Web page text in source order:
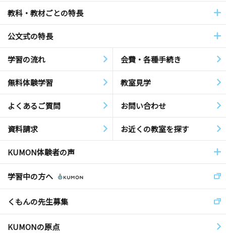
教科・教材ごとの特長
公文式の特長
学習の流れ 会費・各種手続き
無料体験学習 教室見学
よくあるご質問 お問い合わせ
資料請求 お近くの教室を探す
KUMON体験者の声
学習中の方へ
くもんの先生募集
KUMONの原点